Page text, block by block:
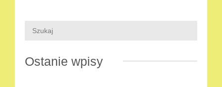
Ostanie wpisy